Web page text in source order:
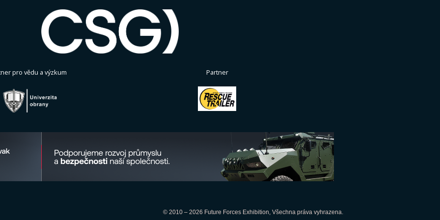
pro vědu a výzkum Partner
© 2010 – 2026 Future Forces Exhibition, Všechna práva vyhrazena.